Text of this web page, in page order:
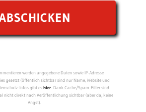
werden angegebene Daten sowie IP-Adresse
gesetzt (öffentlich sichtbar sind nur Name, Website und
Infos gibt eshier. Dank Cache/Spam-Filter sind
nicht direkt nach Veröffentlichung sichtbar (aber da, keine
Angst).